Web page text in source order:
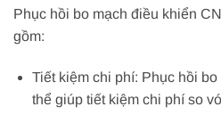
Phục hồi bo mạch điều khiển
gồm:
Tiết kiệm chi phí: Phục hồi
thể giúp tiết kiệm chi phí so